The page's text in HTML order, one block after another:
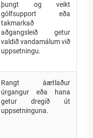
þungt og veikt
gólfsupport eða
takmarkað
aðgangsleið getur
valdið vandamálum við
uppsetningu.
Rangt áætlaður
úrgangur eða hana
getur dregið út
uppsetninguna.